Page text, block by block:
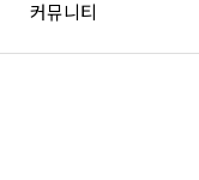
커뮤니티